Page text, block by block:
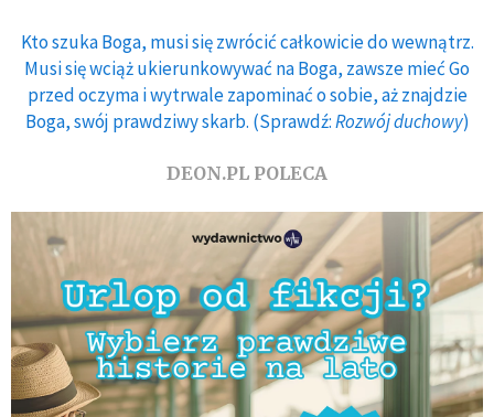
Kto szuka Boga, musi się zwrócić całkowicie do wewnątrz.
Musi się wciąż ukierunkowywać na Boga, zawsze mieć Go
przed oczyma i wytrwale zapominać o sobie, aż znajdzie
Boga, swój prawdziwy skarb. (Sprawdź:Rozwój duchowy)
DEON.PL POLECA